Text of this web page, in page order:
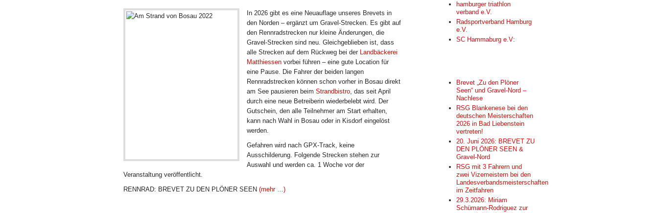
In 2026 gibt es eine Neuauflage unseres Brevets in
den Norden – ergänzt um Gravel-Strecken. Es gibt auf
den Rennradstrecken nur kleine Änderungen, die
Gravel-Strecken sind neu. Gleichgeblieben ist, dass
alle Strecken auf dem Rückweg bei der Landbäckerei
Matthiessen vorbei führen – eine gute Location für
eine Pause. Die Fahrer der beiden langen
Rennradstrecken können schon vorher in Bosau direkt
am See pausieren beim Strandbistro, das seit April
durch eine neue Betreiberin wiederbelebt wird. Der
Gutschein, den alle Teilnehmer am Start erhalten,
kann nach Wahl in Bosau oder in Kisdorf eingelöst
werden.
Gefahren wird nach GPX-Track, keine
Ausschilderung. Folgende Strecken stehen zur
Auswahl und werden ca. 1 Woche vor der
Veranstaltung veröffentlicht.
RENNRAD: BREVET ZU DEN PLÖNER SEEN (mehr …)
hamburger triathlon
verband e.V.
Radsportverband Hamburg
e.V.
SC Hammaburg e.V:
Brevet „Zu den Plöner
Seen“ und Gravel-Nord –
Nachlese
RSG Blankenese bei den
deutschen Meisterschaften
2026 in Bad Liebenstein
vertreten!
20. Juni 2026: BREVET ZU
DEN PLÖNER SEEN &
Gravel-Nord
RSG mit 3 Fahrern und
zwei Vizemeistern bei den
Landesverbandsmeisterschaften
im Zeitfahren
29.3.2026: Miriam
Schümann-Rodriguez zur